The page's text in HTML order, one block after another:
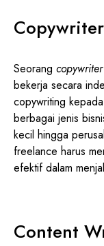
Seorang
bekerja secara
copywriting
berbagai jenis
kecil hingga
freelance harus
efektif dalam
Content